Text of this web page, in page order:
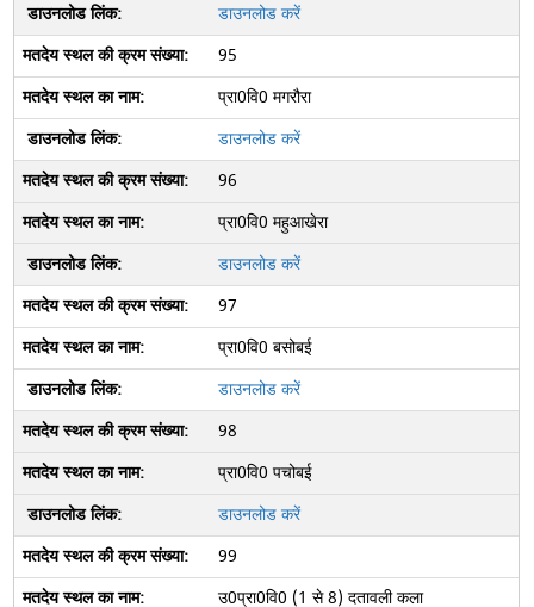
डाउनलोड करें
95
प्रा0वि0 मगरौरा
डाउनलोड करें
96
प्रा0वि0 महुआखेरा
डाउनलोड करें
97
प्रा0वि0 बसोबई
डाउनलोड करें
98
प्रा0वि0 पचोबई
डाउनलोड करें
99
उ0प्रा0वि0 (1 से 8) दतावली कला